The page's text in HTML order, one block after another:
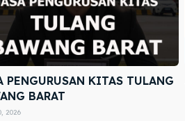
PENGURUSAN KITAS TULANG
BARAT
2026